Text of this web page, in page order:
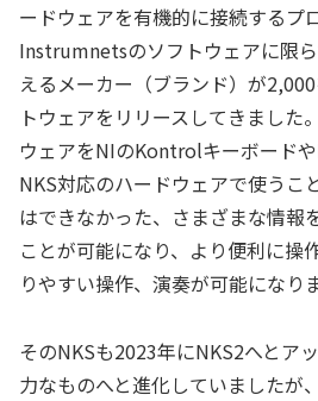
ードウェアを有機的に接続するプ
Instrumnetsのソフトウェアに限
えるメーカー（ブランド）が
トウェアをリリースしてきました
ウェアをNIのKontrolキーボード
NKS対応のハードウェアで使うこ
はできなかった、さまざまな情報
ことが可能になり、より便利に操
りやすい操作、演奏が可能になりま
そのNKSも2023年にNKS2へとア
力なものへと進化していましたが